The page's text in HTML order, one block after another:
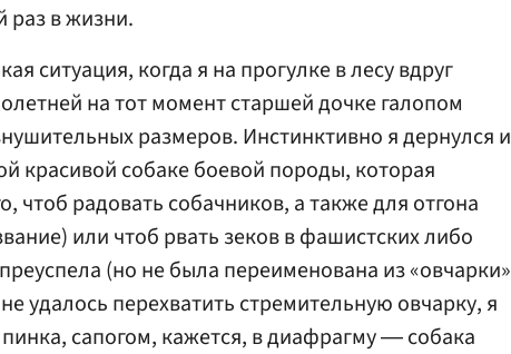
раз в жизни.
ситуация, когда я на прогулке в лесу вдруг
на тот момент старшей дочке галопом
размеров. Инстинктивно я дернулся и
красивой собаке боевой породы, которая
чтоб радовать собачников, а также для отгона
или чтоб рвать зеков в фашистских либо
(но не была переименована из «овчарки»
удалось перехватить стремительную овчарку, я
сапогом, кажется, в диафрагму ― собака